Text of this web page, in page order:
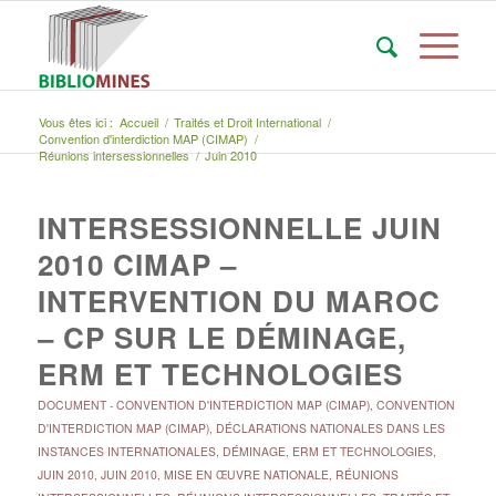
Vous êtes ici : Accueil / Traités et Droit International /
Convention d'interdiction MAP (CIMAP) /
Réunions intersessionnelles / Juin 2010
INTERSESSIONNELLE JUIN
2010 CIMAP –
INTERVENTION DU MAROC
– CP SUR LE DÉMINAGE,
ERM ET TECHNOLOGIES
DOCUMENT- CONVENTION D'INTERDICTION MAP (CIMAP), CONVENTION
D'INTERDICTION MAP (CIMAP), DÉCLARATIONS NATIONALES DANS LES
INSTANCES INTERNATIONALES, DÉMINAGE, ERM ET TECHNOLOGIES,
JUIN 2010, JUIN 2010, MISE EN ŒUVRE NATIONALE, RÉUNIONS